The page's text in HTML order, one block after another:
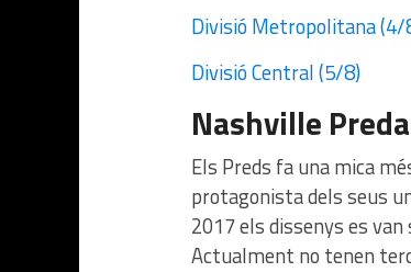
Divisió Metropolitana (4/
Divisió Central (5/8)
Nashville
Els Preds fa una mica
protagonista dels seus
2017 els dissenys es
Actualment no tenen